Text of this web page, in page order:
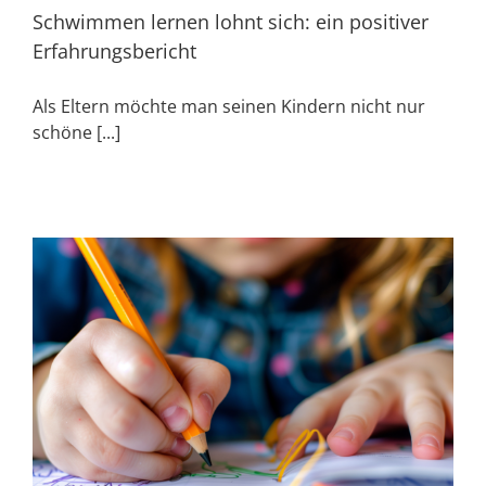
Schwimmen lernen lohnt sich: ein positiver
Erfahrungsbericht
Als Eltern möchte man seinen Kindern nicht nur
schöne [...]